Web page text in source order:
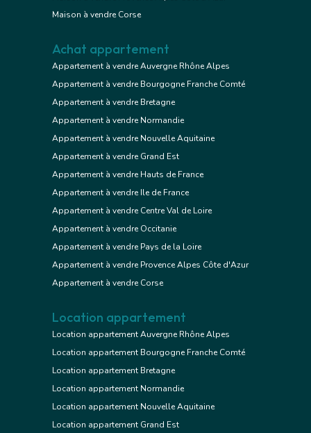
Maison à vendre Corse
Achat appartement
Appartement à vendre Auvergne Rhône Alpes
Appartement à vendre Bourgogne Franche Comté
Appartement à vendre Bretagne
Appartement à vendre Normandie
Appartement à vendre Nouvelle Aquitaine
Appartement à vendre Grand Est
Appartement à vendre Hauts de France
Appartement à vendre Ile de France
Appartement à vendre Centre Val de Loire
Appartement à vendre Occitanie
Appartement à vendre Pays de la Loire
Appartement à vendre Provence Alpes Côte d'Azur
Appartement à vendre Corse
Location appartement
Location appartement Auvergne Rhône Alpes
Location appartement Bourgogne Franche Comté
Location appartement Bretagne
Location appartement Normandie
Location appartement Nouvelle Aquitaine
Location appartement Grand Est